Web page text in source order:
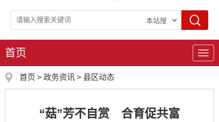
导
航
首页
首页 > 政务资讯 > 县区动态
“菇”芳不自赏 合育促共富